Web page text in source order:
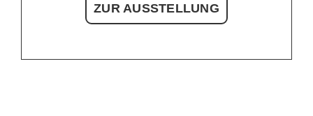
ZUR AUSSTELLUNG